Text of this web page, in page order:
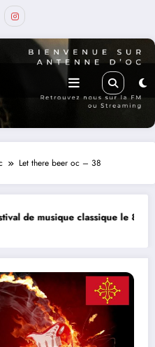
Let there beer oc – 38
le 8 et 9 août La Thérapie